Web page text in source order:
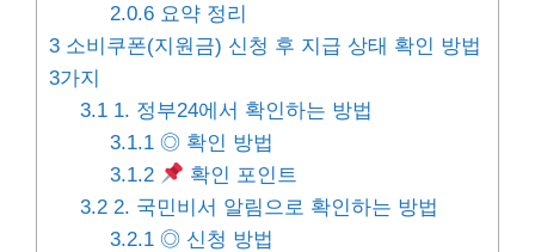
2.0.6 요약 정리
3 소비쿠폰(지원금) 신청 후 지급 상태 확인 방법
3가지
3.11. 정부24에서 확인하는 방법
3.1.1 ◎ 확인 방법
3.1.2
확인 포인트
3.22. 국민비서 알림으로 확인하는 방법
3.2.1 ◎ 신청 방법